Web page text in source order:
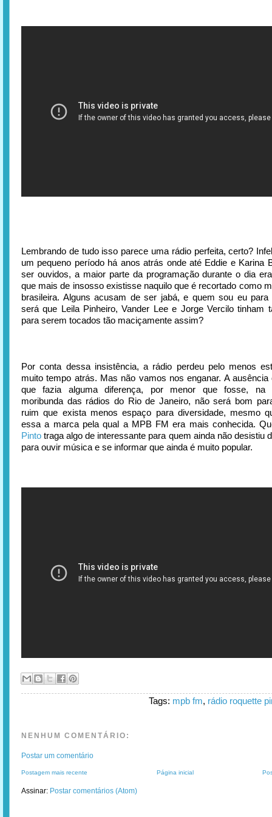
Lembrando de tudo isso parece uma rádio perfeita, certo?
um pequeno período há anos atrás onde até Eddie e Karina
ser ouvidos, a maior parte da programação durante o dia
que mais de insosso existisse naquilo que é recortado como
brasileira. Alguns acusam de ser jabá, e quem sou eu para
será que Leila Pinheiro, Vander Lee e Jorge Vercilo tinham
para serem tocados tão maciçamente assim?
Por conta dessa insistência, a rádio perdeu pelo menos
muito tempo atrás. Mas não vamos nos enganar. A ausência
que fazia alguma diferença, por menor que fosse, na
moribunda das rádios do Rio de Janeiro, não será bom
ruim que exista menos espaço para diversidade, mesmo
essa a marca pela qual a MPB FM era mais conhecida.
Pinto traga algo de interessante para quem ainda não desistiu
para ouvir música e se informar que ainda é muito popular.
Tags: mpb fm, rádio roquette
NENHUM COMENTÁRIO:
Postar um comentário
Postagem mais recente Página inicial
Assinar: Postar comentários (Atom)